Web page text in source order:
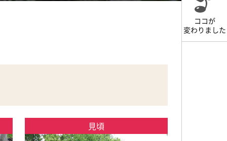
ココが
変わりました
見頃